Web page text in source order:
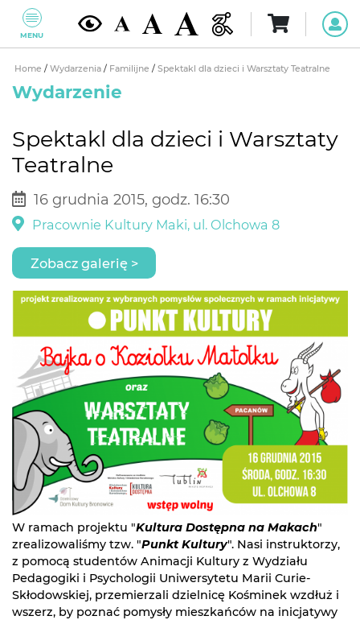
MENU
Home / Wydarzenia / Familijne / Spektakl dla dzieci i Warsztaty Teatralne
Wydarzenie
Spektakl dla dzieci i Warsztaty
Teatralne
16 grudnia 2015, godz. 16:30
Pracownie Kultury Maki, ul. Olchowa 8
Zobacz galerię >
W ramach projektu "Kultura Dostępna na Makach"
zrealizowaliśmy tzw. "Punkt Kultury". Nasi instruktorzy,
z pomocą studentów Animacji Kultury z Wydziału
Pedagogiki i Psychologii Uniwersytetu Marii Curie-
Skłodowskiej, przemierzali dzielnicę Kośminek wzdłuż i
wszerz, by poznać pomysły mieszkańców na inicjatywy